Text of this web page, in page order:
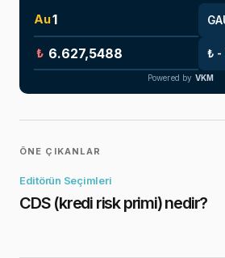
Au
₺
Powered by VKM
ÖNE ÇIKANLAR
Editörün Seçimleri
CDS (kredi risk primi) nedir?